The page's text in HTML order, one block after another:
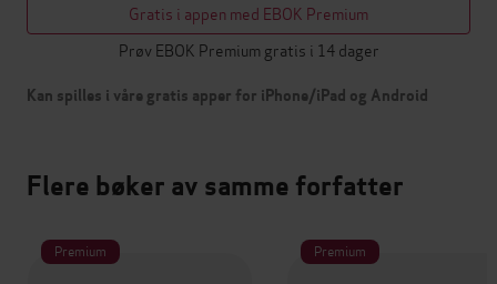
Gratis i appen med EBOK Premium
Prøv EBOK Premium gratis i 14 dager
Kan spilles i våre gratis apper for iPhone/iPad og Android
Flere bøker av samme forfatter
Premium Premium